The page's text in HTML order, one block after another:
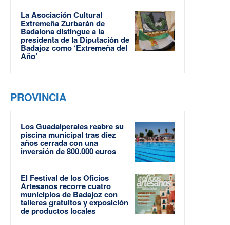
La Asociación Cultural
Extremeña Zurbarán de
Badalona distingue a la
presidenta de la Diputación de
Badajoz como ‘Extremeña del
Año’
PROVINCIA
Los Guadalperales reabre su
piscina municipal tras diez
años cerrada con una
inversión de 800.000 euros
El Festival de los Oficios
Artesanos recorre cuatro
municipios de Badajoz con
talleres gratuitos y exposición
de productos locales